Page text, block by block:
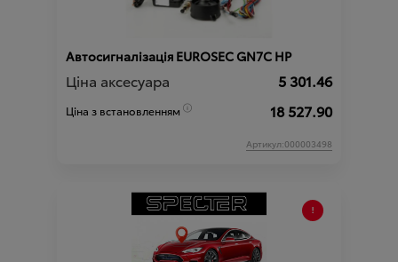
Автосигналізація EUROSEC GN7C HP
Ціна аксесуара 5 301.46
Ціна з встановленням 18 527.90
Артикул:000003498